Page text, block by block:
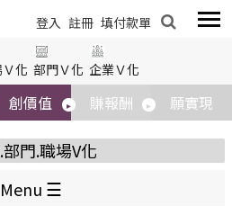
登入 註冊 填付款單
化 部門Ｖ化 企業Ｖ化
創價值 賺報酬 願實現
門.職場V化
Menu
登入 註冊 填付款單